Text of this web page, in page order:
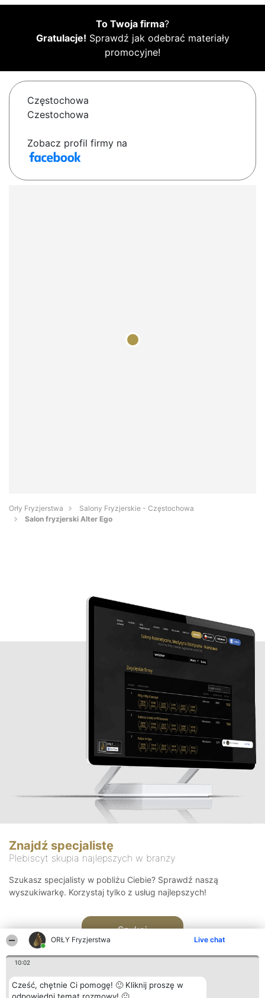
ORŁY Fryzjerstwa Live chat
10:02
Cześć, chętnie Ci pomogę! 🙂 Kliknij proszę w
To Twoja firma?
Gratulacje! Sprawdź jak odebrać materiały
promocyjne!
Częstochowa
Czestochowa
Zobacz profil firmy na
Orły Fryzjerstwa
Salony Fryzjerskie - Częstochowa
Salon fryzjerski Alter Ego
Znajdź specjalistę
Plebiscyt skupia najlepszych w branży
Szukasz specjalisty w pobliżu Ciebie? Sprawdź naszą
wyszukiwarkę. Korzystaj tylko z usług najlepszych!
Szukaj